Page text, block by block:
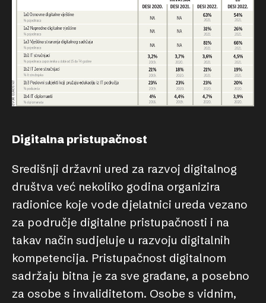
Digitalna pristupačnost
Središnji državni ured za razvoj digitalnog
društva već nekoliko godina organizira
radionice koje vode djelatnici ureda vezano
za područje digitalne pristupačnosti i na
takav način sudjeluje u razvoju digitalnih
kompetencija. Pristupačnost digitalnom
sadržaju bitna je za sve građane, a posebno
za osobe s invaliditetom. Osobe s vidnim,